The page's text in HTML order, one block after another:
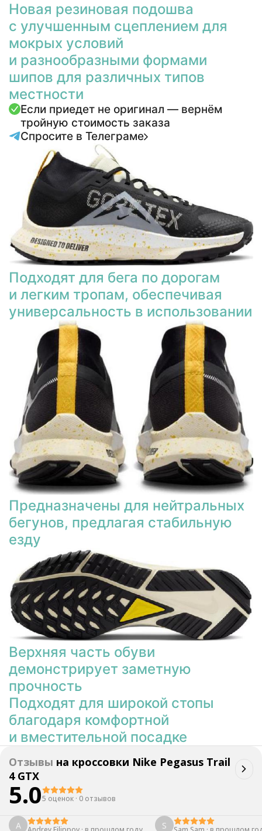
Новая резиновая подошва
с улучшенным сцеплением для
мокрых условий
и разнообразными формами
шипов для различных типов
местности
Если приедет не оригинал — вернём
тройную стоимость заказа
Спросите в Телеграме
Подходят для бега по дорогам
и легким тропам, обеспечивая
универсальность в использовании
Предназначены для нейтральных
бегунов, предлагая стабильную
езду
Верхняя часть обуви
демонстрирует заметную
прочность
Подходят для широкой стопы
благодаря комфортной
и вместительной посадке
Отзывы на кроссовки Nike Pegasus Trail
4 GTX
5.05 оценок · 0 отзывов
A S